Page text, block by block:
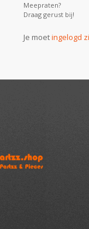
Meepraten?
Draag gerust bij!
Je moetingelogd